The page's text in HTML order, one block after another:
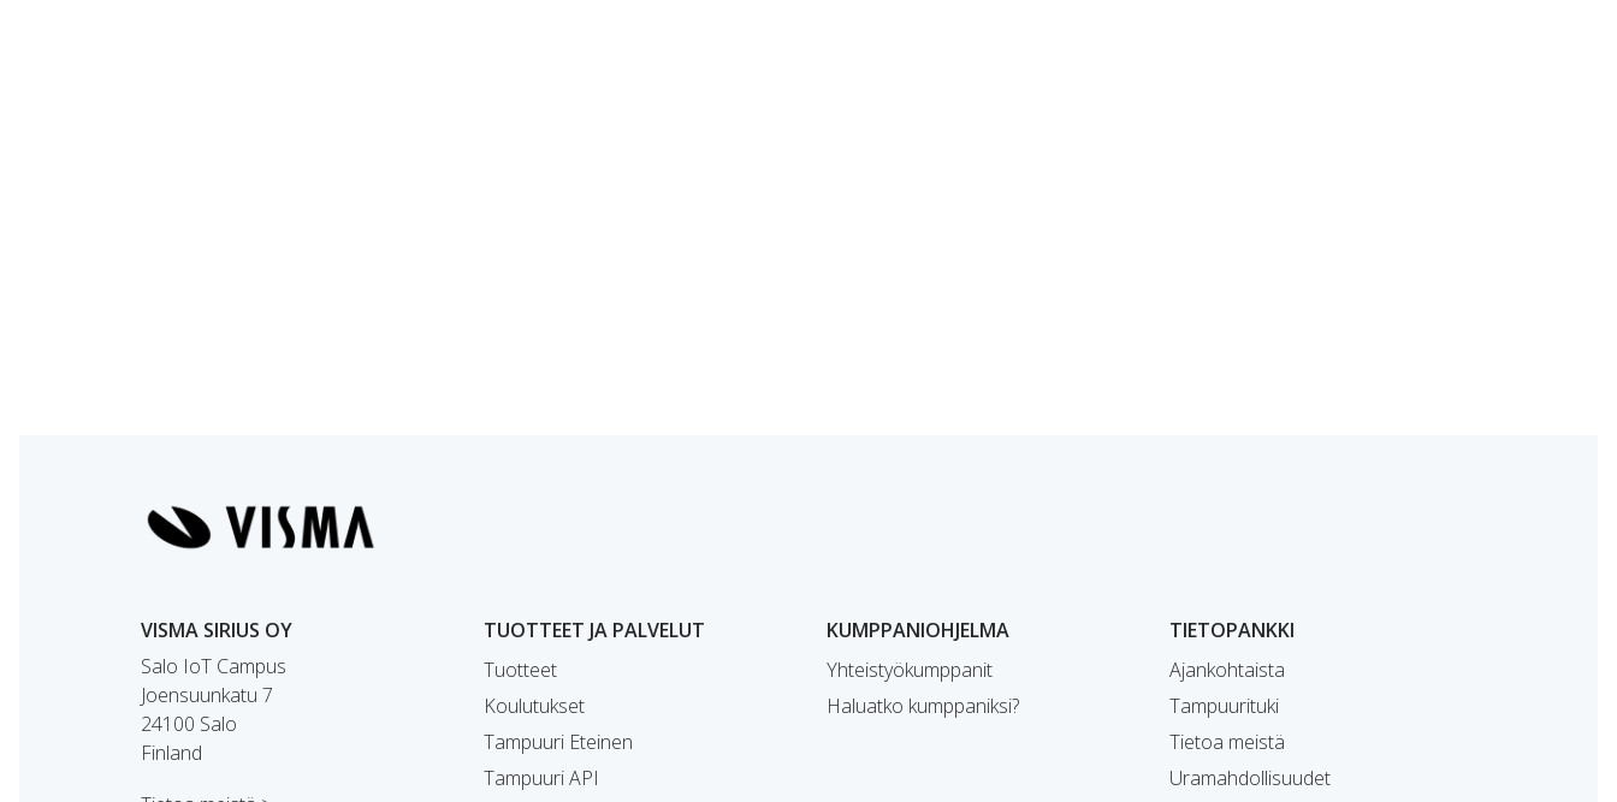
VISMA SIRIUS OY
Salo IoT Campus
Joensuunkatu 7
24100 Salo
Finland
TUOTTEET JA PALVELUT
Tuotteet
Koulutukset
Tampuuri Eteinen
Tampuuri API
KUMPPANIOHJELMA
Yhteistyökumppanit
Haluatko kumppaniksi?
TIETOPANKKI
Ajankohtaista
Tampuurituki
Tietoa meistä
Uramahdollisuudet